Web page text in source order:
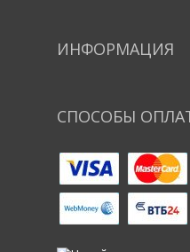
ИНФОРМАЦИЯ
СПОСОБЫ